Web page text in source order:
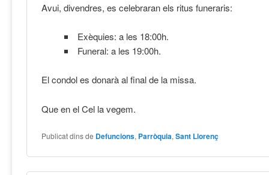
Avui, divendres, es celebraran els ritus funeraris:
Exèquies: a les 18:00h.
Funeral: a les 19:00h.
El condol es donarà al final de la missa.
Que en el Cel la vegem.
Publicat dins de Defuncions, Parròquia,Sant Llorenç